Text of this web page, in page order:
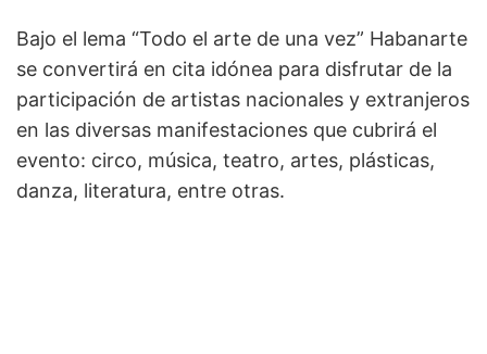
Bajo el lema “Todo el arte de una vez” Habanarte
se convertirá en cita idónea para disfrutar de la
participación de artistas nacionales y extranjeros
en las diversas manifestaciones que cubrirá el
evento: circo, música, teatro, artes, plásticas,
danza, literatura, entre otras.